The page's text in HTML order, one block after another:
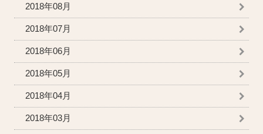
2018年08月
2018年07月
2018年06月
2018年05月
2018年04月
2018年03月